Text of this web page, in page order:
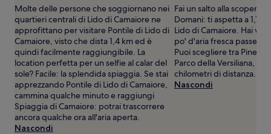
adulti.
Prezzi
disponibilità
possono
cambiare.
Potrebbero
essere
previste
condizioni
aggiuntive.
Molte delle persone che soggiornano nei
quartieri centrali di Lido di Camaiore ne
approfittano per visitare Pontile di Lido di
Camaiore, visto che dista 1,4 km ed è
quindi facilmente raggiungibile. La
location perfetta per un selfie al calar del
sole? Facile: la splendida spiaggia. Se stai
apprezzando Pontile di Lido di Camaiore,
cammina qualche minuto e raggiungi
Spiaggia di Camaiore: potrai trascorrere
ancora qualche ora all'aria aperta.
Nascondi
Fai un salto alla scoperta
Domani: ti aspetta a 1,1
Lido di Camaiore. Hai
po' d'aria fresca
Puoi scegliere tra Pineta
Parco della Versiliana,
chilometri di distanza.
Nascondi